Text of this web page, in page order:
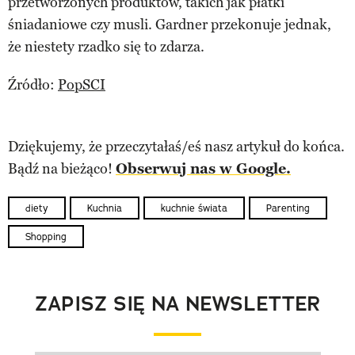
śniadaniowe czy musli. Gardner przekonuje jednak,
że niestety rzadko się to zdarza.
Źródło: PopSCI
Dziękujemy, że przeczytałaś/eś nasz artykuł do końca.
Bądź na bieżąco! Obserwuj nas w Google.
diety Kuchnia kuchnie świata Parenting
Shopping
ZAPISZ SIĘ NA NEWSLETTER